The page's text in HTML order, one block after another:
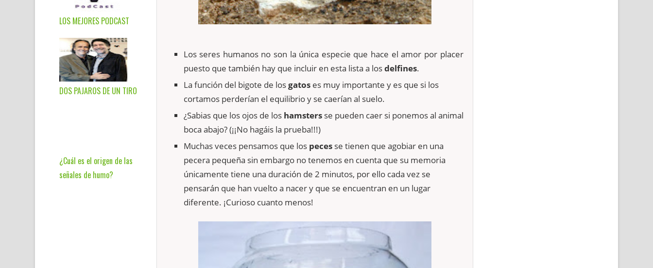
LOS MEJORES PODCAST
DOS PAJAROS DE UN TIRO
¿Cuál es el origen de las
señales de humo?
Los seres humanos no son la única especie que hace el amor por placer
puesto que también hay que incluir en esta lista a losdelfines.
La función del bigote de losgatoses muy importante y es que si los
cortamos perderían el equilibrio y se caerían al suelo.
¿Sabias que los ojos de los hamstersse pueden caer si ponemos al animal
boca abajo? (¡¡No hagáis la prueba!!!)
Muchas veces pensamos que los pecesse tienen que agobiar en una
pecera pequeña sin embargo no tenemos en cuenta que su memoria
únicamente tiene una duración de 2 minutos, por ello cada vez se
pensarán que han vuelto a nacer y que se encuentran en un lugar
diferente. ¡Curioso cuanto menos!